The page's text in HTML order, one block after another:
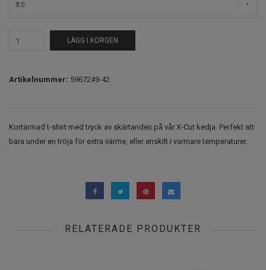
XS
LÄGG I KORGEN
Artikelnummer: 5967249-42
Kortärmad t-shirt med tryck av skärtanden på vår X-Cut kedja. Perfekt att
bära under en tröja för extra värme, eller enskilt i varmare temperaturer.
RELATERADE PRODUKTER